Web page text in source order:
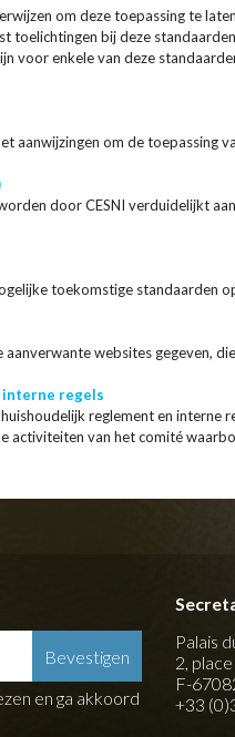
om deze toepassing te
toelichtingen bij deze
voor enkele van deze
aanwijzingen om de toepassing
door CESNI verduidelijkt
toekomstige standaarden
websites gegeven,
regels
reglement en interne
activiteiten van het comité
en ga akkoord
Palais
2,
F-
+33